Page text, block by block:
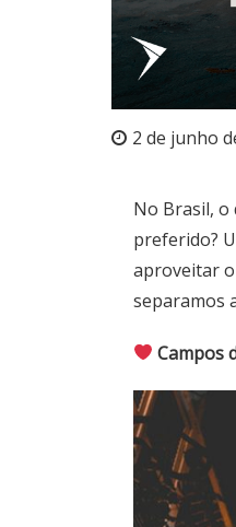
2 de junho
No Brasil, o
preferido?
aproveitar o
separamos
Campos